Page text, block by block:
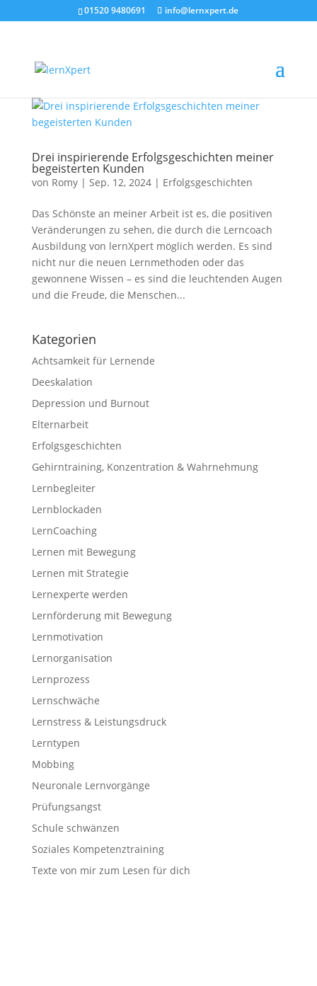
01520 9480691 info@lernxpert.de
Drei inspirierende Erfolgsgeschichten meiner
begeisterten Kunden
von Romy| Sep. 12, 2024| Erfolgsgeschichten
Das Schönste an meiner Arbeit ist es, die positiven
Veränderungen zu sehen, die durch die Lerncoach
Ausbildung von lernXpert möglich werden. Es sind
nicht nur die neuen Lernmethoden oder das
gewonnene Wissen – es sind die leuchtenden Augen
und die Freude, die Menschen...
Kategorien
Achtsamkeit für Lernende
Deeskalation
Depression und Burnout
Elternarbeit
Erfolgsgeschichten
Gehirntraining, Konzentration & Wahrnehmung
Lernbegleiter
Lernblockaden
LernCoaching
Lernen mit Bewegung
Lernen mit Strategie
Lernexperte werden
Lernförderung mit Bewegung
Lernmotivation
Lernorganisation
Lernprozess
Lernschwäche
Lernstress & Leistungsdruck
Lerntypen
Mobbing
Neuronale Lernvorgänge
Prüfungsangst
Schule schwänzen
Soziales Kompetenztraining
Texte von mir zum Lesen für dich